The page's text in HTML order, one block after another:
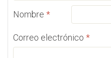
Nombre *
Correo electrónico *